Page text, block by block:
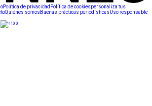
Política de privacidad Política de cookiespersonaliza tus
Quiénes somos Buenas prácticas periodísticasUso responsable